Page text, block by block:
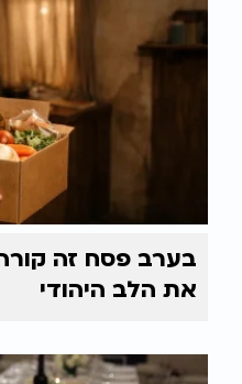
בערב פסח זה
את הלב היהודי